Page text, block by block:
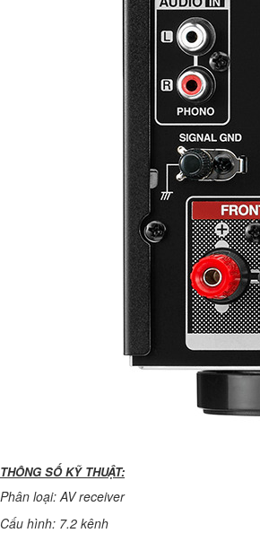
THÔNG SỐ KỸ THUẬT:
Phân loại: AV receiver
Cấu hình: 7.2 kênh